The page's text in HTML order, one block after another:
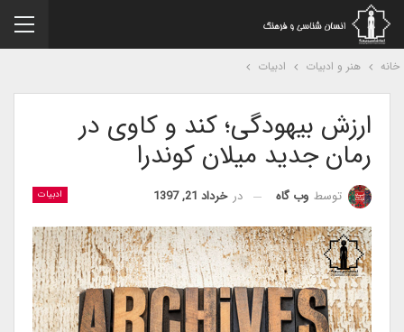
هنر و ادبیات ادبیات
ارزش بیهودگی؛ کند و کاوی در
رمان جدید میلان کوندرا
ادبیات توسطوب گاه درخرداد 21, 1397